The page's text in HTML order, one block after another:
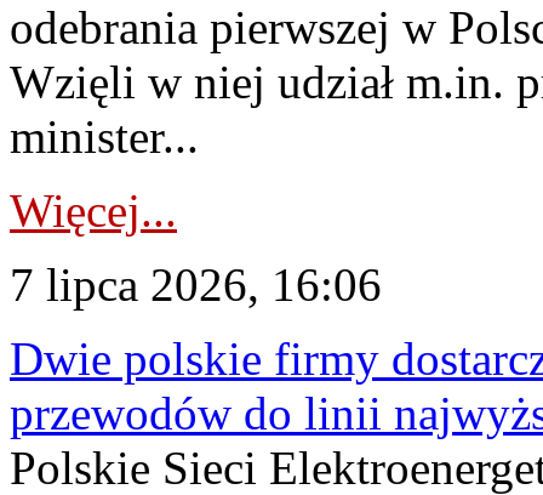
odebrania pierwszej w
Wzięli w niej udział m.in.
minister...
Więcej...
7 lipca 2026, 16:06
Dwie polskie firmy
przewodów do linii
Polskie Sieci